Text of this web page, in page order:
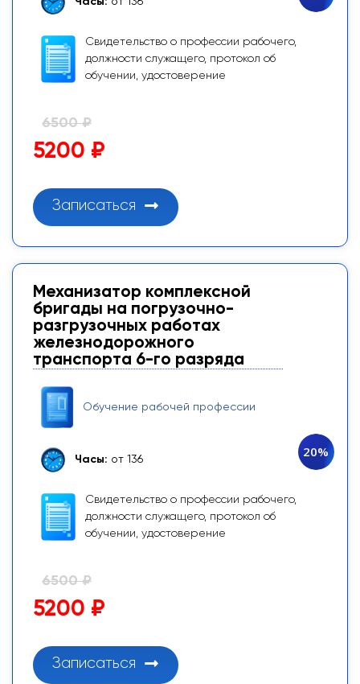
Свидетельство о профессии рабочего,
должности служащего, протокол об
обучении, удостоверение
6500 ₽
5200 ₽
Записаться
Механизатор комплексной
бригады на погрузочно-
разгрузочных работах
железнодорожного
транспорта 6-го разряда
Обучение рабочей профессии
Часы: от 136
Свидетельство о профессии рабочего,
должности служащего, протокол об
обучении, удостоверение
20%
6500 ₽
5200 ₽
Записаться